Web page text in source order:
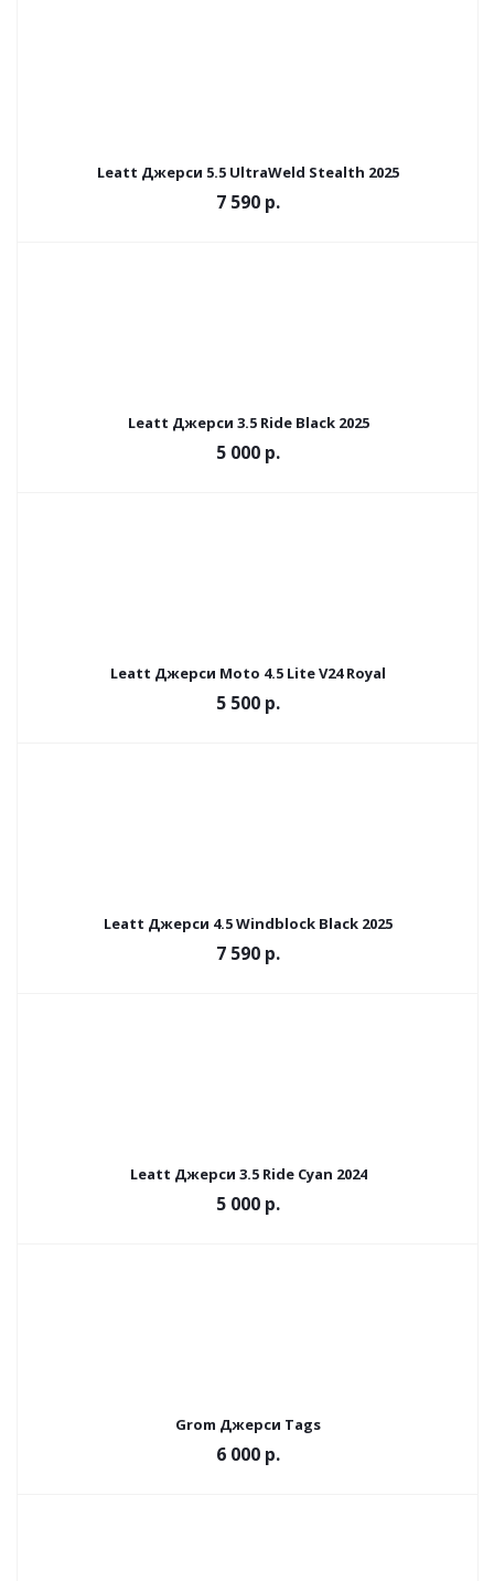
Leatt Джерси 5.5 UltraWeld Stealth 2025
7 590 р.
Leatt Джерси 3.5 Ride Black 2025
5 000 р.
Leatt Джерси Moto 4.5 Lite V24 Royal
5 500 р.
Leatt Джерси 4.5 Windblock Black 2025
7 590 р.
Leatt Джерси 3.5 Ride Cyan 2024
5 000 р.
Grom Джерси Tags
6 000 р.